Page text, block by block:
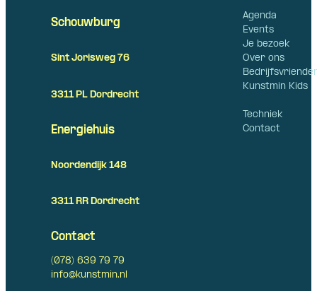
Agenda
Events
Je bezoek
Over ons
Kunstmin Kids
Techniek
Contact
Schouwburg
Sint Jorisweg 76
3311 PL Dordrecht
Energiehuis
Noordendijk 148
3311 RR Dordrecht
Contact
(078) 639 79 79
info@kunstmin.nl